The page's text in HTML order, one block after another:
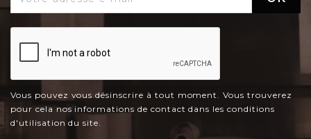
Vous pouvez vous désinscrire à tout moment. Vous trouverez
pour cela nos informations de contact dans les conditions
d'utilisation du site.